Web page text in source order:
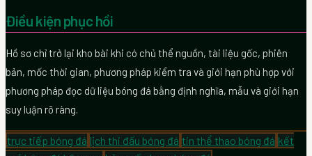
Điều kiện phục hồi
Hồ sơ chỉ trở lại kho bài khi có chủ thể nguồn, tài liệu gốc, phiên
bản, mốc thời gian, phương pháp kiểm tra và giới hạn phù hợp với
phương pháp đọc dữ liệu bóng đá bằng định nghĩa, mẫu và giới hạn
suy luận rõ ràng.
trực tiếp bóng đá lịch thi đấu bóng đá tin thể thao bóng đá kết